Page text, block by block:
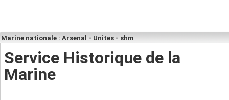
Marine nationale : Arsenal - Unites - shm
Service Historique de la
Marine